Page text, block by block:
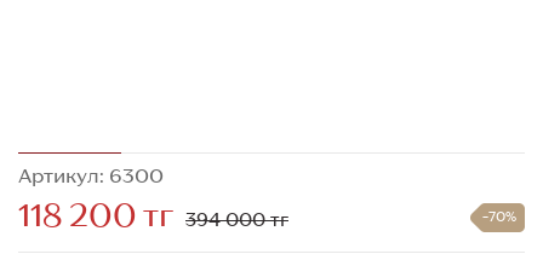
Артикул: 6300
118 200 тг 394 000 тг -70%